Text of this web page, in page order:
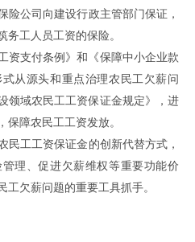
险公司向建设行政主管部门保证，
务工人员工资的保险。
资支付条例》和《保障中小企业款
从源头和重点治理农民工欠薪问
领域农民工工资保证金规定》，进
保障农民工工资发放。
民工工资保证金的创新代替方式，
理、促进欠薪维权等重要功能价
工欠薪问题的重要工具抓手。